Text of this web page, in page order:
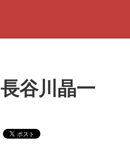
長谷川晶一